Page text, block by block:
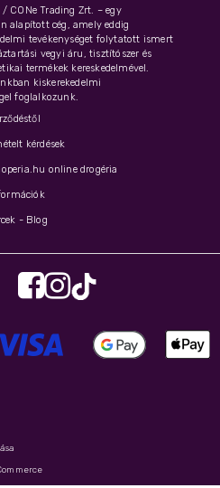
CONe Trading Zrt. – egy
alapított cég, amely eddig
tevékenységet folytatott ismert
vegyi áru, tisztítószer és
termékek kereskedelmével.
kiskerekedelmi
foglalkozunk.
kérdések
online drogéria
- Blog